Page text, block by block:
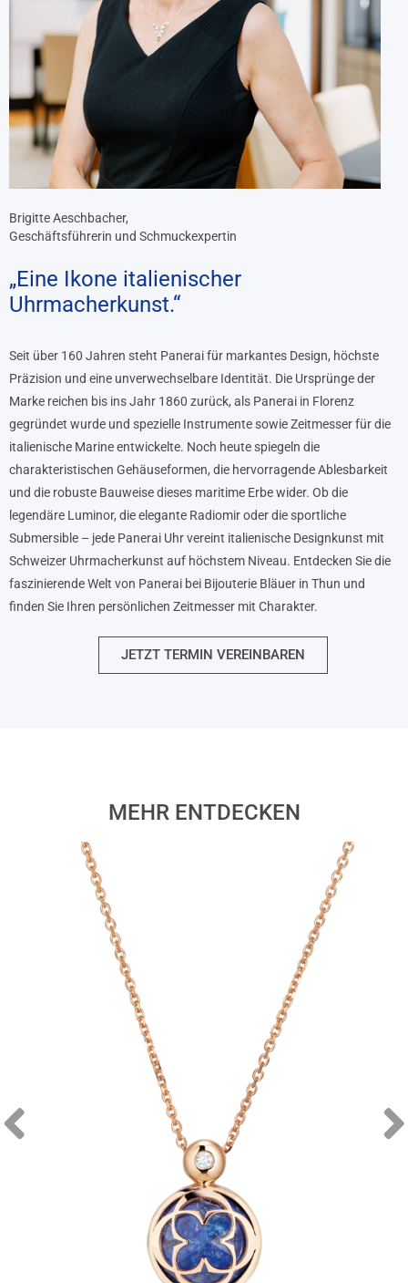
Brigitte Aeschbacher,
Geschäftsführerin und Schmuckexpertin
„Eine Ikone italienischer
Uhrmacherkunst.“
Seit über 160 Jahren steht Panerai für markantes Design, höchste
Präzision und eine unverwechselbare Identität. Die Ursprünge der
Marke reichen bis ins Jahr 1860 zurück, als Panerai in Florenz
gegründet wurde und spezielle Instrumente sowie Zeitmesser für die
italienische Marine entwickelte. Noch heute spiegeln die
charakteristischen Gehäuseformen, die hervorragende Ablesbarkeit
und die robuste Bauweise dieses maritime Erbe wider. Ob die
legendäre Luminor, die elegante Radiomir oder die sportliche
Submersible – jede Panerai Uhr vereint italienische Designkunst mit
Schweizer Uhrmacherkunst auf höchstem Niveau. Entdecken Sie die
faszinierende Welt von Panerai bei Bijouterie Bläuer in Thun und
finden Sie Ihren persönlichen Zeitmesser mit Charakter.
JETZT TERMIN VEREINBAREN
MEHR ENTDECKEN